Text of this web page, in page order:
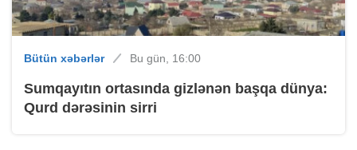
Bütün xəbərlər Bu gün, 16:00
Sumqayıtın ortasında gizlənən başqa dünya:
Qurd dərəsinin sirri